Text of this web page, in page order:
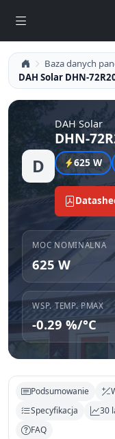
Baza danych
DAH Solar DHN-
D
DAH Solar
DHN-
625 W
MOC NOMINALNA
625 W
WSP. TEMP. PMAX
-0.29 %/°C
Podsumowanie
Specyfikacja
30
FAQ